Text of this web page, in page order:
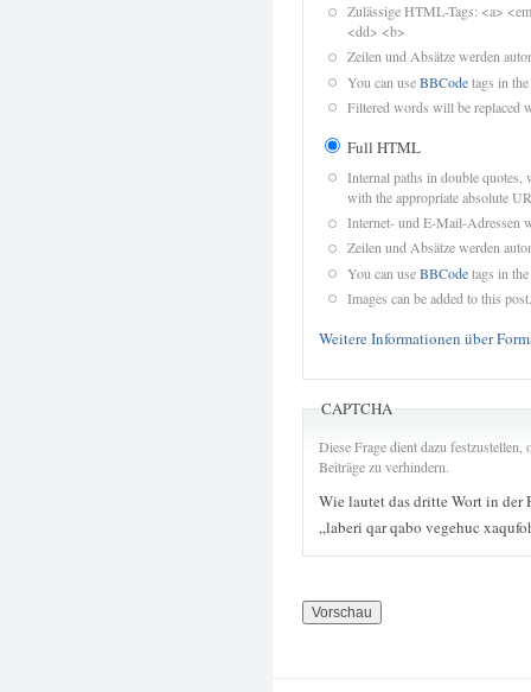
Zulässige HTML-Tags: <a>
<dd> <b>
Zeilen und Absätze werden
You can useBBCodetags in
Filtered words will be replaced
Full HTML
Internal paths in double quotes,
with the appropriate absolute
Internet- und E-Mail-Adressen
Zeilen und Absätze werden
You can useBBCodetags in
Images can be added to this post.
Weitere Informationen über
CAPTCHA
Diese Frage dient dazu
Beiträge zu verhindern.
Wie lautet das dritte Wort in der
„laberi qar qabo vegehuc